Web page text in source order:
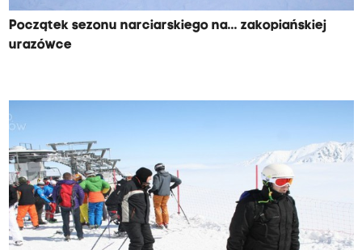
Początek sezonu narciarskiego na... zakopiańskiej
urazówce